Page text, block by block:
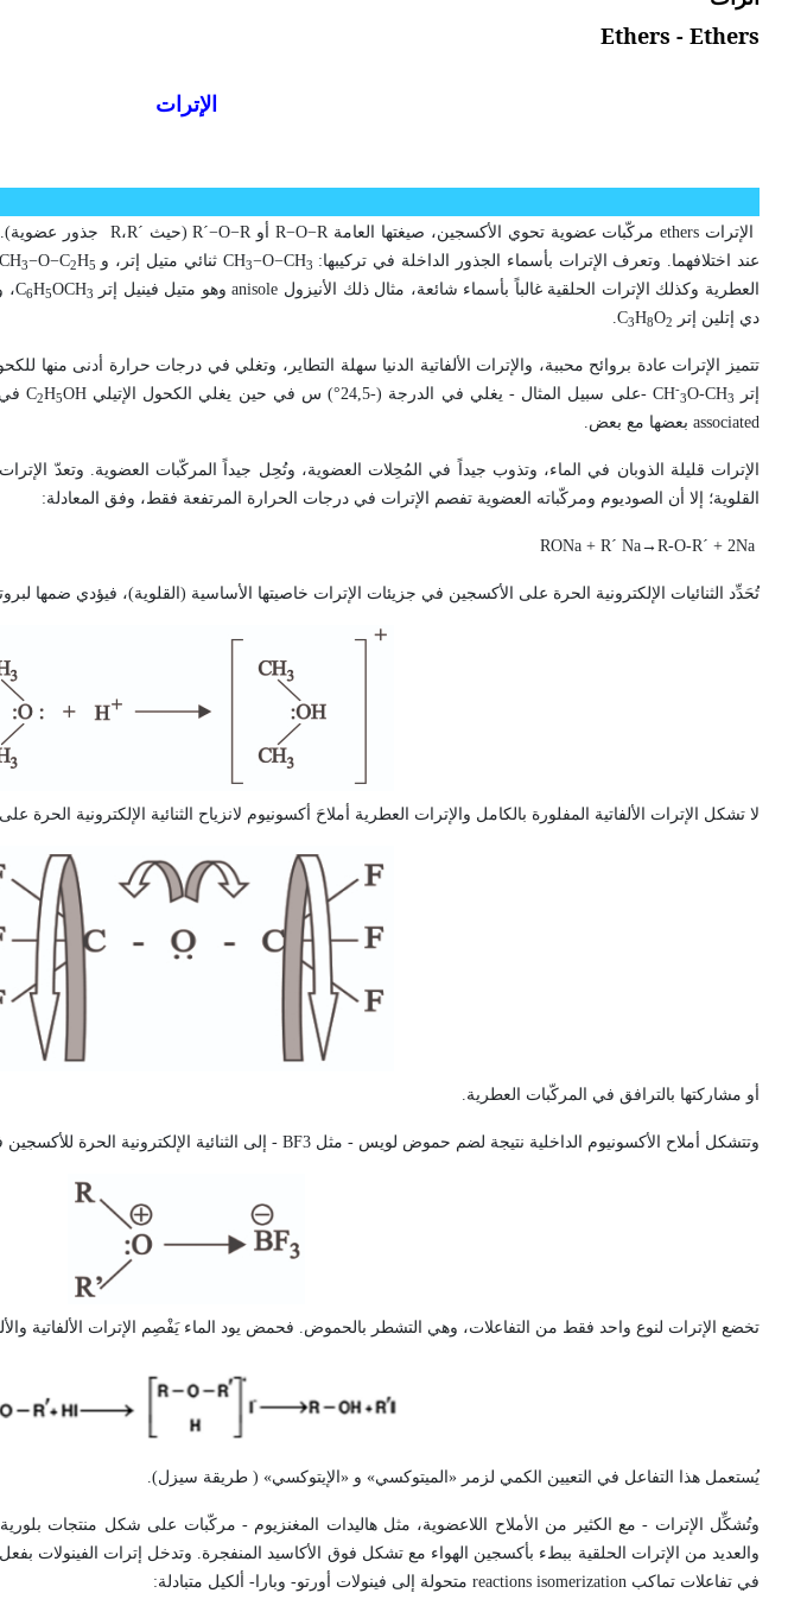
Ethers - Ethers
الإترات
الإترات ethersمركّبات عضوية تحوي الأكسجين، صيغتها العامةR
−
O
−
RأوR
−
O
−
R´(حيث R´،R
جذور عضوية).
عند اختلافهما. وتعرف الإترات بأسماء الجذور الداخلة في تركيبها:
CH3
−
O
−
CH3 ثنائي متيل إتر، و C2H5
−
O
−
CH3
العطرية وكذلك الإترات الحلقية غالباً بأسماء شائعة، مثال ذلك الأنيزول anisoleوهو متيل فينيل إتر C6H5OCH3 ،
دي إتلين إتر
C3H8O2
.
تتميز الإترات عادة بروائح محببة، والإترات الألفاتية الدنيا سهلة التطاير، وتغلي في درجات حرارة أدنى منها
إتر
CH-
3O-CH3 -على سبيل المثال - يغلي في الدرجة (-24,5°) س في حين يغلي الكحول الإتيلي C2H5OH
في الدرجة
associated بعضها مع بعض.
الإترات قليلة الذوبان في الماء، وتذوب جيداً في المُحِلات العضوية، وتُحِل جيداً المركّبات العضوية. وتعدّ
القلوية؛ إلا أن الصوديوم ومركّباته العضوية تفصم الإترات في درجات الحرارة المرتفعة فقط، وفق المعادلة:
R-O-R´ + 2Na
→
RONa + R´ Na
تُحَدِّد الثنائيات الإلكترونية الحرة على الأكسجين في جزيئات الإترات خاصيتها الأساسية (القلوية)، فيؤدي ضمها
لا تشكل الإترات الألفاتية المفلورة بالكامل والإترات العطرية أملاحَ أكسونيوم لانزياح الثنائية الإلكترونية الحرة
أو مشاركتها بالترافق في المركّبات العطرية.
وتتشكل أملاح الأكسونيوم الداخلية نتيجة لضم حموض لويس - مثل BF3 - إلى الثنائية الإلكترونية الحرة
تخضع الإترات لنوع واحد فقط من التفاعلات، وهي التشطر بالحموض. فحمض يود الماء يَفْصِم الإترات الألفاتية
يُستعمل هذا التفاعل في التعيين الكمي لزمر «الميتوكسي» و «الإيتوكسي» ( طريقة سيزل).
وتُشكِّل الإترات - مع الكثير من الأملاح اللاعضوية، مثل هاليدات المغنزيوم - مركّبات على شكل منتجات بلورية
والعديد من الإترات الحلقية ببطء بأكسجين الهواء مع تشكل فوق الأكاسيد المنفجرة. وتدخل إترات الفينولات
في تفاعلات تماكب isomerization
reactions متحولة إلى فينولات أورتو- وبارا- ألكيل متبادلة: